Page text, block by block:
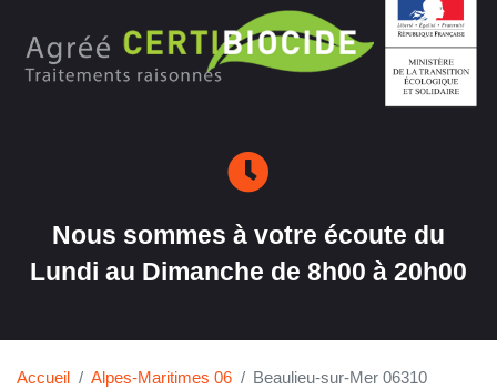
Nous sommes à votre écoute du
Lundi au Dimanche de 8h00 à 20h00
Accueil Alpes-Maritimes 06 Beaulieu-sur-Mer 06310